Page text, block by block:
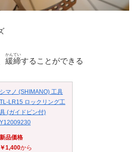
緩締
かんてい
することができる
シマノ (SHIMANO) 工具
TL-LR15 ロックリング工
具 (ガイドピン付)
Y12009230
新品価格
￥1,400から